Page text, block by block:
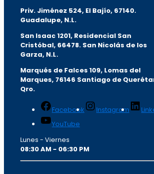
Priv. Jiménez 524, El Bajío, 67140.
Guadalupe, N.L.
San Isaac 1201, Residencial San
Cristóbal, 66478. San Nicolás de los
Garza, N.L.
Marqués de Falces 109, Lomas del
Marques, 76146 Santiago de
Qro.
Facebook Instagram
YouTube
Lunes - Viernes
08:30 AM - 06:30 PM